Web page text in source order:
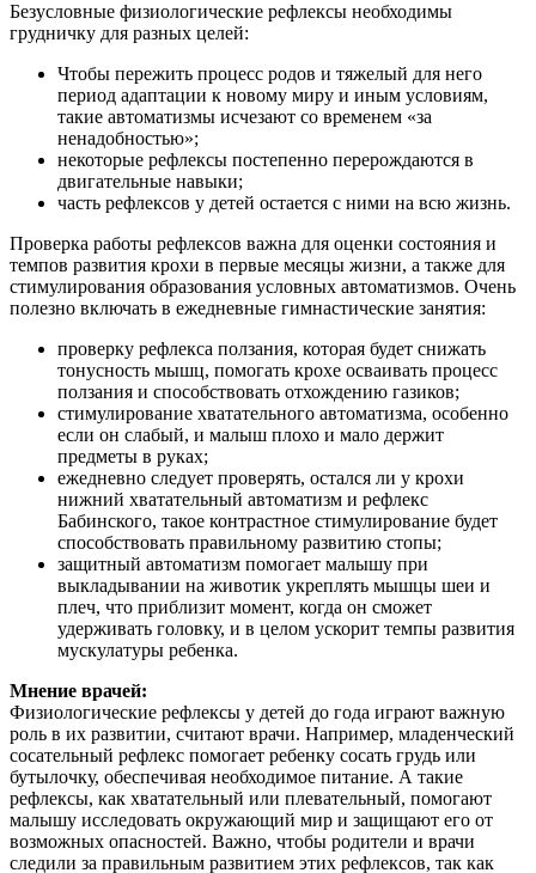
Безусловные физиологические рефлексы необходимы
грудничку для разных целей:
Чтобы пережить процесс родов и тяжелый для него
период адаптации к новому миру и иным условиям,
такие автоматизмы исчезают со временем «за
ненадобностью»;
некоторые рефлексы постепенно перерождаются в
двигательные навыки;
часть рефлексов у детей остается с ними на всю жизнь.
Проверка работы рефлексов важна для оценки состояния и
темпов развития крохи в первые месяцы жизни, а также для
стимулирования образования условных автоматизмов. Очень
полезно включать в ежедневные гимнастические занятия:
проверку рефлекса ползания, которая будет снижать
тонусность мышц, помогать крохе осваивать процесс
ползания и способствовать отхождению газиков;
стимулирование хватательного автоматизма, особенно
если он слабый, и малыш плохо и мало держит
предметы в руках;
ежедневно следует проверять, остался ли у крохи
нижний хватательный автоматизм и рефлекс
Бабинского, такое контрастное стимулирование будет
способствовать правильному развитию стопы;
защитный автоматизм помогает малышу при
выкладывании на животик укреплять мышцы шеи и
плеч, что приблизит момент, когда он сможет
удерживать головку, и в целом ускорит темпы развития
мускулатуры ребенка.
Мнение врачей:
Физиологические рефлексы у детей до года играют важную
роль в их развитии, считают врачи. Например, младенческий
сосательный рефлекс помогает ребенку сосать грудь или
бутылочку, обеспечивая необходимое питание. А такие
рефлексы, как хватательный или плевательный, помогают
малышу исследовать окружающий мир и защищают его от
возможных опасностей. Важно, чтобы родители и врачи
следили за правильным развитием этих рефлексов, так как